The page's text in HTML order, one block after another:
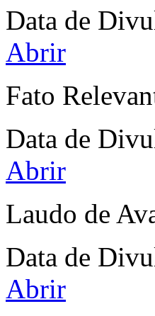
Data de
Abrir
Fato
Data de
Abrir
Laudo de
Data de
Abrir